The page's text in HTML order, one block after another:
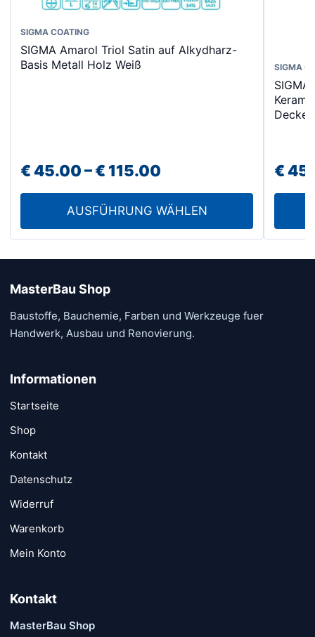
SIGMA COATING
SIGMA Amarol Triol Satin auf Alkydharz-
Basis Metall Holz Weiß
€45.00–€115.00
€ 45.00
bis
€ 115.00
AUSFÜHRUNG WÄHLEN
Dieses
Produkt
weist
Optionen
Produktseite
gewählt
SIGMA
€
MasterBau Shop
Baustoffe, Bauchemie, Farben und Werkzeuge fuer
Handwerk, Ausbau und Renovierung.
Informationen
Startseite
Shop
Kontakt
Datenschutz
Widerruf
Warenkorb
Mein Konto
Kontakt
MasterBau Shop